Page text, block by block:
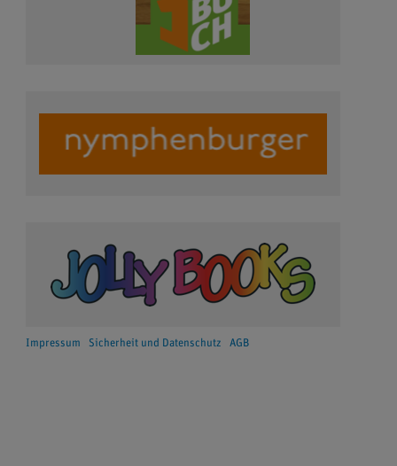
Impressum Sicherheit und Datenschutz AGB